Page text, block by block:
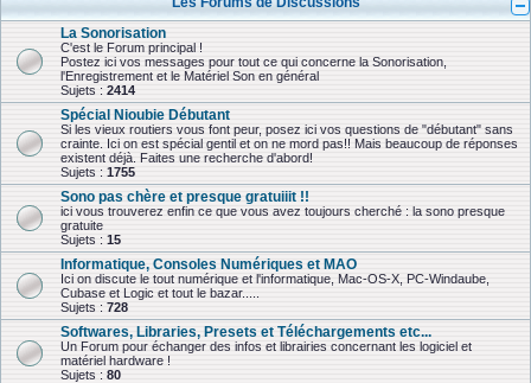
La Sonorisation
C'est le Forum principal !
Postez ici vos messages pour tout ce qui concerne la Sonorisation,
l'Enregistrement et le Matériel Son en général
Sujets : 2414
Spécial Nioubie Débutant
Si les vieux routiers vous font peur, posez ici vos questions de "débutant" sans
crainte. Ici on est spécial gentil et on ne mord pas!! Mais beaucoup de réponses
existent déjà. Faites une recherche d'abord!
Sujets : 1755
Sono pas chère et presque gratuiiit !!
ici vous trouverez enfin ce que vous avez toujours cherché : la sono presque
gratuite
Sujets : 15
Informatique, Consoles Numériques et MAO
Ici on discute le tout numérique et l'informatique, Mac-OS-X, PC-Windaube,
Cubase et Logic et tout le bazar.....
Sujets : 728
Softwares, Libraries, Presets et Téléchargements etc...
Un Forum pour échanger des infos et librairies concernant les logiciel et
matériel hardware !
Sujets : 80